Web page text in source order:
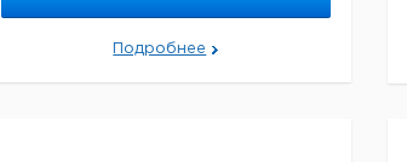
Подробнее